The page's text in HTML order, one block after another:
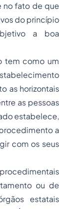
no fato de que
do princípio
a boa
tem como um
as horizontais
as pessoas
estabelece,
a
com os seus
ou de
estatais